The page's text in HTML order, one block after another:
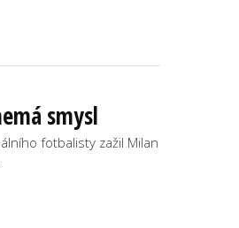
smysl
fotbalisty zažil Milan